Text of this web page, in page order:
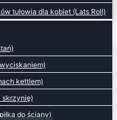
tułowia dla kobiet (Lats Roll)
kettlem)
skrzynię)
do ściany)